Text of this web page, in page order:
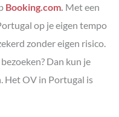
Booking.com. Met een
op je eigen tempo
zonder eigen risico.
Dan kun je
Het OV in Portugal is